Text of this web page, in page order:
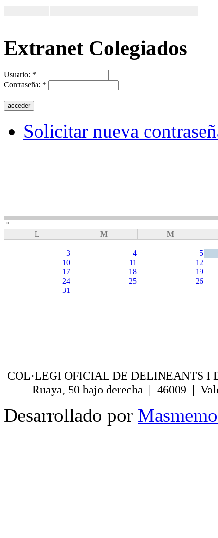
skaper ofte samme nysgjerrighet som når en
Det handler mindre om spill og mer om hva som er nytt: hvilke
konsepter som prøver å definere neste steg i en allerede hektisk
Extranet Colegiados
Usuario: *
Contraseña: *
Solicitar nueva
«
L
M M
3 4
5
10
11
12
17
18
19
24
25
26
31
COL·LEGI OFICIAL DE DELINEANTS I
Ruaya, 50 bajo derecha | 46009 |
Desarrollado por